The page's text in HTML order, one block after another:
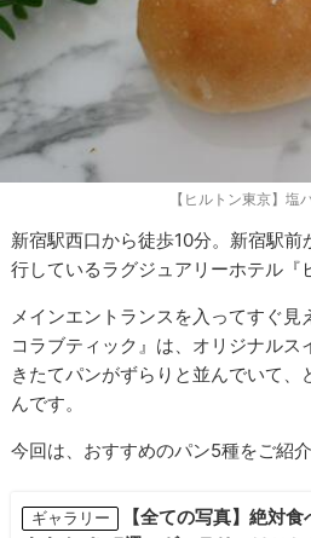
【ヒルトン東京】塩
新宿駅西口から徒歩10分。新宿駅
行しているラグジュアリーホテル『
メインエントランスを入ってすぐ見
コラブティック』は、オリジナル
きたてパンがずらりと並んでいて、
んです。
今回は、おすすめのパン5種をご紹介
ギャラリー
【全ての写真】絶対